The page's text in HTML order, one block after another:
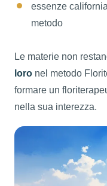
essenze
metodo
Le materie non
loro nel metodo
formare un
nella sua interezza.